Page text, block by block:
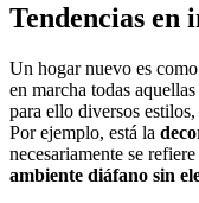
Tendencias en
Un hogar nuevo es
en marcha todas
para ello diversos
Por ejemplo, está la
necesariamente se
ambiente diáfano sin